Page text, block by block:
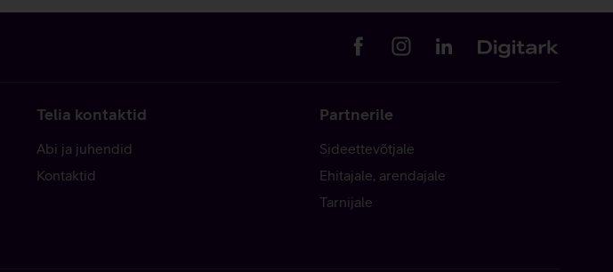
Telia kontaktid
Abi ja juhendid
Kontaktid
Partnerile
Sideettevõtjale
Ehitajale, arendajale
Tarnijale